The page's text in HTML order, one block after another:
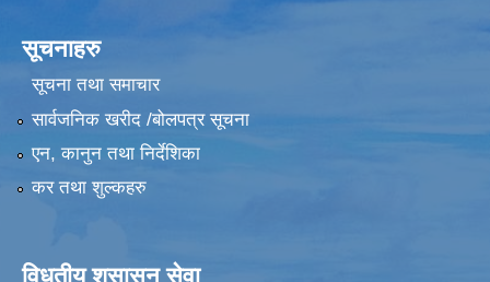
सूचनाहरु
सूचना तथा समाचार
सार्वजनिक खरीद /बोलपत्र सूचना
एन, कानुन तथा निर्देशिका
कर तथा शुल्कहरु
विधुतीय शुसासन सेवा